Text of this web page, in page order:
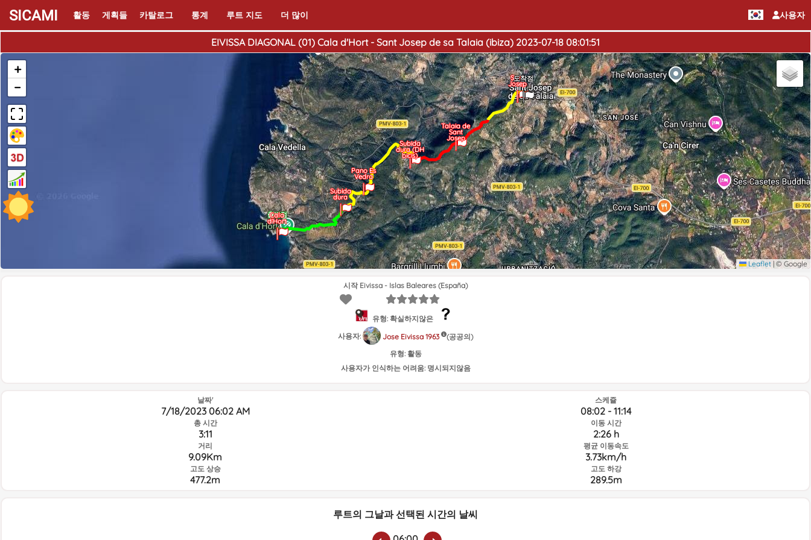
사용자
SICAMI 활동 게획들 카탈로그 통계 루트 지도 더 많이
EIVISSA DIAGONAL (01) Cala d'Hort - Sant Josep de sa Talaia (ibiza) 2023-07-18 08:01:51
출발점
도착점
Cala
d'Hort
Subida
dura
Pano Es
Vedra
Subida
dura (DH
bicis)
Talaia de
Sant
Josep
Sant
Josep
+
−
Leaflet | © Google
시작 Eivissa - Islas Baleares (España)
유형: 확실하지않은
사용자:
Jose Eivissa 1963
(공공의)
유형: 활동
사용자가 인식하는 어려움: 명시되지않음
날짜'
7/18/2023 06:02 AM
총 시간
3:11
거리
9.09Km
고도 상승
477.2m
스케쥴
08:02 - 11:14
이동 시간
2:26 h
평균 이동속도
3.73km/h
고도 하강
289.5m
루트의 그날과 선택된 시간의 날씨